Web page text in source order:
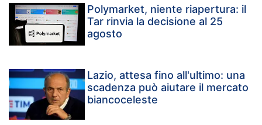
Polymarket, niente riapertura: il
Tar rinvia la decisione al 25
agosto
Lazio, attesa fino all'ultimo: una
scadenza può aiutare il mercato
biancoceleste